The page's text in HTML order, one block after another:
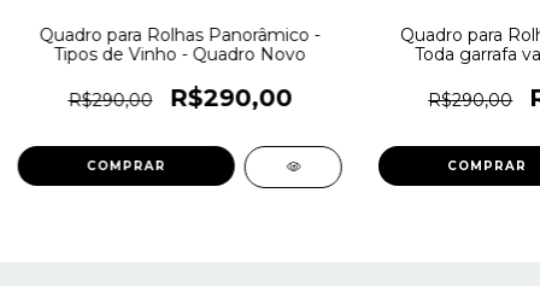
Quadro para Rolhas Panorâmico -
Tipos de Vinho - Quadro Novo
R$290,00 R$290,00
COMPRAR
Quadro para
Toda garrafa
R$290,00
COMPRAR